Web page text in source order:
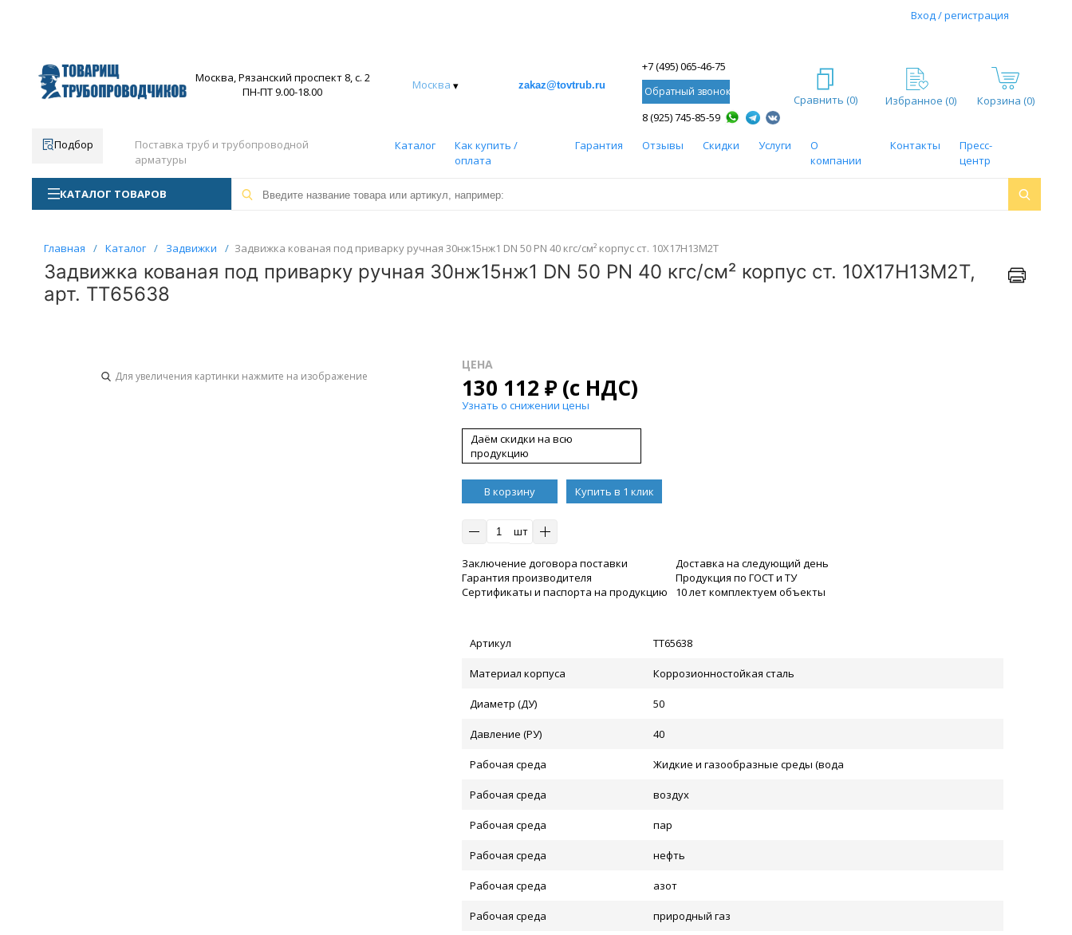
Вход / регистрация
Москва, Рязанский проспект 8, с. 2
ПН-ПТ 9.00-18.00
Москва ▾ zakaz@tovtrub.ru
+7 (495) 065-46-75
Обратный звонок
8 (925) 745-85-59
Сравнить (0) Избранное (0) Корзина (0)
Подбор
Поставка труб и трубопроводной
арматуры
Каталог
Как купить /
оплата
Гарантия Отзывы Скидки Услуги
О
компании
Контакты
Пресс-
центр
КАТАЛОГ ТОВАРОВ
Главная / Каталог / Задвижки / Задвижка кованая под приварку ручная 30нж15нж1 DN 50 PN 40 кгс/см² корпус ст. 10Х17Н13М2Т
Задвижка кованая под приварку ручная 30нж15нж1 DN 50 PN 40 кгс/см² корпус ст. 10Х17Н13М2Т,
арт. ТТ65638
Для увеличения картинки нажмите на изображение
ЦЕНА
130 112₽(с НДС)
Узнать о снижении цены
Даём скидки на всю
продукцию
В корзину Купить в 1 клик
шт
Заключение договора поставки
Гарантия производителя
Сертификаты и паспорта на продукцию
Доставка на следующий день
Продукция по ГОСТ и ТУ
10 лет комплектуем объекты
Артикул ТТ65638
Материал корпуса Коррозионностойкая сталь
Диаметр (ДУ) 50
Давление (РУ) 40
Рабочая среда Жидкие и газообразные среды (вода
Рабочая среда воздух
Рабочая среда пар
Рабочая среда нефть
Рабочая среда азот
Рабочая среда природный газ